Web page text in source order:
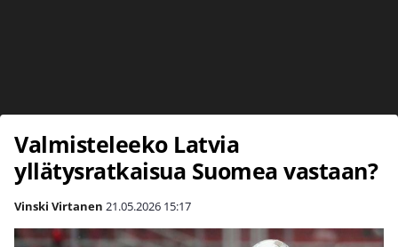
Valmisteleeko Latvia
yllätysratkaisua Suomea vastaan?
Vinski Virtanen 21.05.2026 15:17